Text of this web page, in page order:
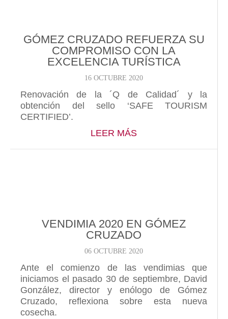
GÓMEZ CRUZADO REFUERZA SU
COMPROMISO CON LA
EXCELENCIA TURÍSTICA
16 OCTUBRE 2020
Renovación de la ´Q de Calidad´ y la
obtención del sello ‘SAFE TOURISM
CERTIFIED’.
LEER MÁSABOUT GÓMEZ
VENDIMIA 2020 EN GÓMEZ
CRUZADO
06 OCTUBRE 2020
Ante el comienzo de las vendimias que
iniciamos el pasado 30 de septiembre, David
González, director y enólogo de Gómez
Cruzado, reflexiona sobre esta nueva
cosecha.